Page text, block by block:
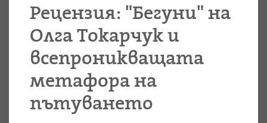
Рецензия: "Бегуни" на
Олга Токарчук и
всепроникващата
метафора на
пътуването